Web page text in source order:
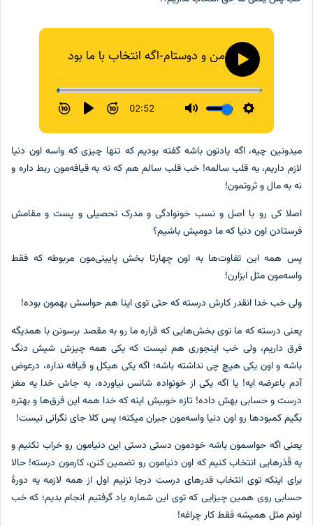
میدونین چیه، اگه یادتون باشه گفته بودیم که تنها چیزی که واسه اون دنیا
لازم داریم، یه قلب سالمه! خب قلب سالم هم که نه به قیافه‌مون ربط داره و
نه به مال و ثروتمون!
اصلا کی رو با اصل و نسب خونوادگی و مدرک تحصیلی و پست و مقامش
فرستادن اون دنیا که ما دومیش باشیم؟
پس همه این تفاوت‌ها به اون چهارتا بخش پایینی‌مون مربوطه که فقط
واسه‌مون مثل ابزارن!
ولی خب خدا انقدر کارش درسته که حتی توی اینا هم حواسش بهمون بوده!
یعنی درسته که ما توی بخش‌هایی که قراره ما رو به مقصد برسونن با همدیگه
فرق داریم، ولی خب اینجوری هم نیست که یکی همه چیزش شیش دنگ
باشه و اون یکی هیچ چی نداشته باشه؛ اگه یکی هیکل و قیافه نداره، درعوض
آدم باعرضه ایه! یا اگه یکی از خونواده شانس نیاورده، به جاش خدا یه مغز
درست و حسابی بهش داده! تازه خوبیش اینه که خدا همه این فرق‌ها و بهتره
بگیم کمبودها رو اون دنیا واسه‌مون جبران میکنه؛ پس کلا جای نگرانی نیست!
یعنی اگه حواسمون باشه خودمون دستی دستی این دنیامون رو خراب نکنیم و
یه قَدَرهایی انتخاب کنیم که اون دنیامون رو تضمین کنن، کارمون درسته! حالا
برای اینکه توی انتخاب قدرهای درست درجا نزنیم اول از همه لازمه یه دورۀ
حسابی روی همین چیزایی که توی این شماره یاد گرفتیم انجام بدیم؛ که خب
اونم مثل همیشه فقط کار چراغه!